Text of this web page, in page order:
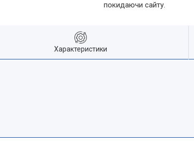
покидаючи сайту.
Характеристики